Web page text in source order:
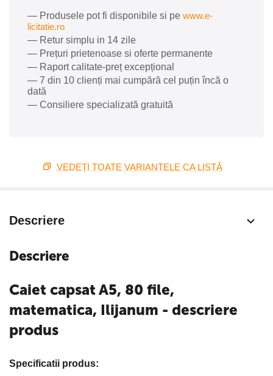
— Produsele pot fi disponibile si pe www.e-
licitatie.ro
— Retur simplu in 14 zile
— Prețuri prietenoase si oferte permanente
— Raport calitate-preț excepțional
— 7 din 10 clienți mai cumpără cel puțin încă o
dată
— Consiliere specializată gratuită
VEDEȚI TOATE VARIANTELE CA LISTĂ
Descriere
Descriere
Caiet capsat A5, 80 file,
matematica, Ilijanum - descriere
produs
Specificatii produs: